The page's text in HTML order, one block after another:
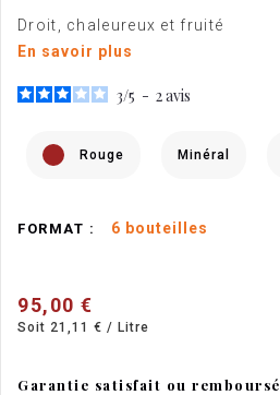
Droit, chaleureux et fruité
En savoir plus
3/5 - 2avis
Rouge Minéral
FORMAT : 6 bouteilles
95,00 €
Soit 21,11 € / Litre
Garantie satisfait ou remboursé